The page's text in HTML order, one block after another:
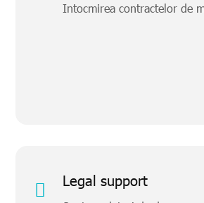
Intocmirea contractelor de
Legal support